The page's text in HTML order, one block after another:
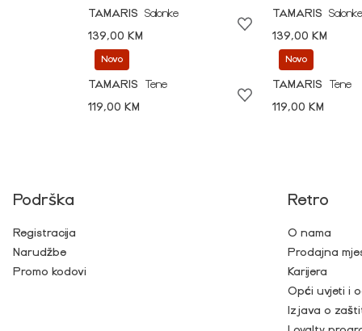
TAMARIS
Salonke
139,00 KM
TAMARIS
Salonke
139,00 KM
Novo
TAMARIS
Tene
119,00 KM
Novo
TAMARIS
Tene
119,00 KM
Podrška
Registracija
Narudžbe
Promo kodovi
Retro
O nama
Prodajna
Karijera
Opći uvjeti i
Izjava o